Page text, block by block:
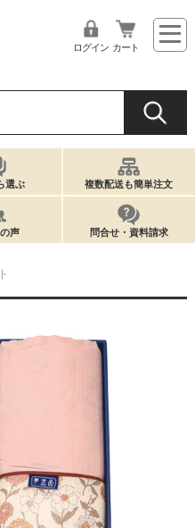
ログイン カート
選ぶ 複数配送も簡単注文
声 問合せ・資料請求